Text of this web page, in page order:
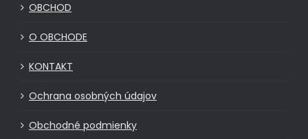
OBCHOD
O OBCHODE
KONTAKT
Ochrana osobných údajov
Obchodné podmienky